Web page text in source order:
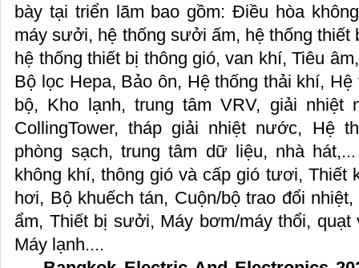
bày tại triển lãm bao gồm: Điều hòa
máy sưởi, hệ thống sưởi ấm, hệ thống thiết
hệ thống thiết bị thông gió, van khí, Tiêu
Bộ lọc Hepa, Bảo ôn, Hệ thống thải khí,
bộ, Kho lạnh, trung tâm VRV, giải nhiệt
CollingTower, tháp giải nhiệt nước, Hệ
phòng sạch, trung tâm dữ liệu, nhà
không khí, thông gió và cấp gió tươi, Thiết
hơi, Bộ khuếch tán, Cuộn/bộ trao đổi
ẩm, Thiết bị sưởi, Máy bơm/máy thổi, quạt
Máy lạnh....